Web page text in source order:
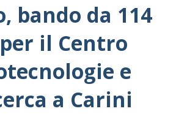
bando da 114
il Centro
e
a Carini